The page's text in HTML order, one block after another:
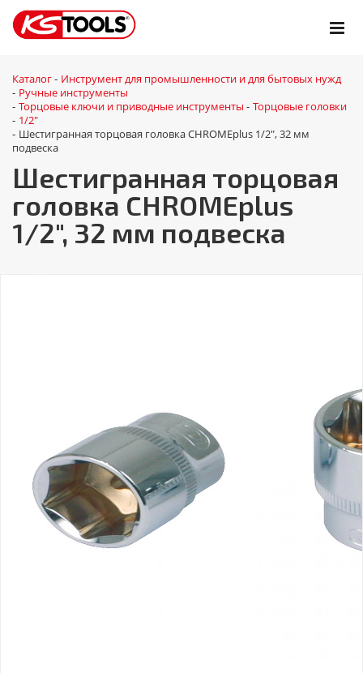
Каталог - Инструмент для промышленности и для бытовых нужд
- Ручные инструменты
- Торцовые ключи и приводные инструменты - Торцовые головки
- 1/2"
- Шестигранная торцовая головка CHROMEplus 1/2", 32 мм
подвеска
Шестигранная торцовая
головка CHROMEplus
1/2", 32 мм подвеска